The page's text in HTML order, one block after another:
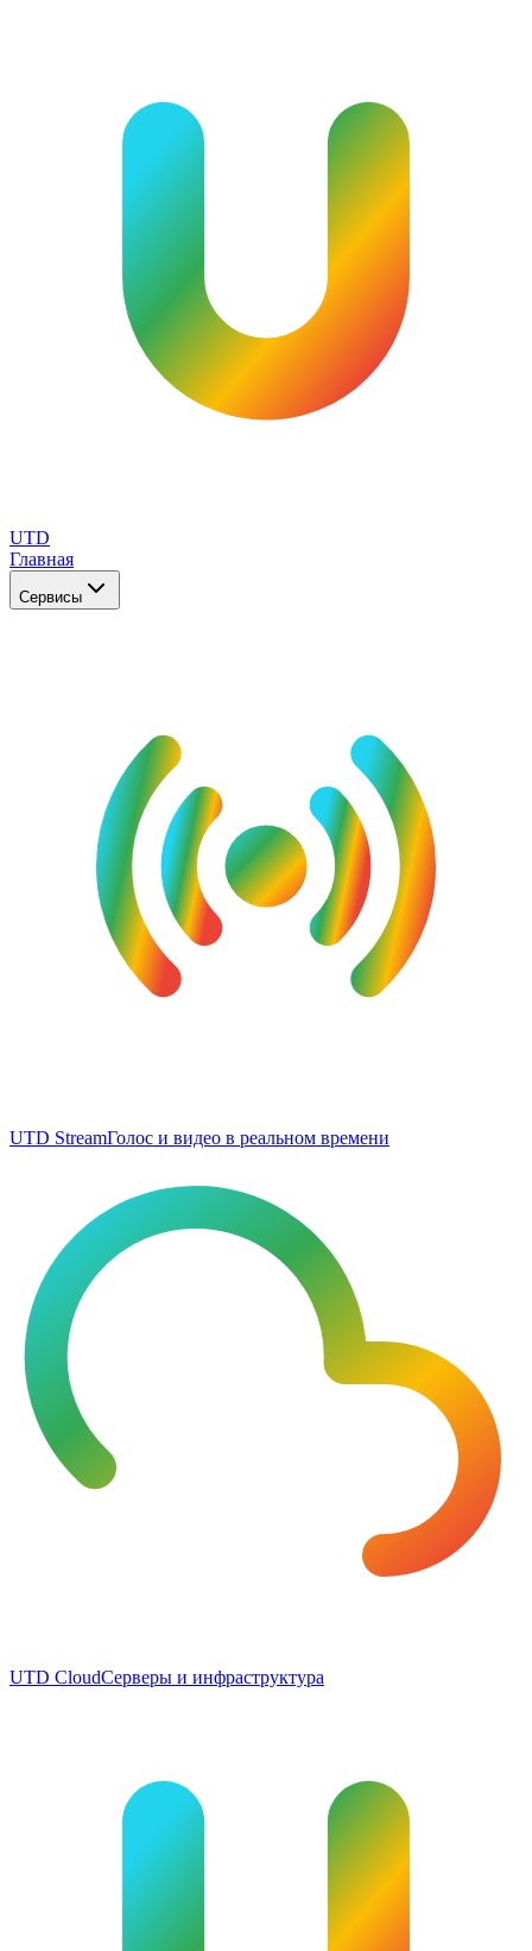
UTD
Главная
Сервисы
UTD StreamГолос и видео в реальном времени
UTD CloudСерверы и инфраструктура